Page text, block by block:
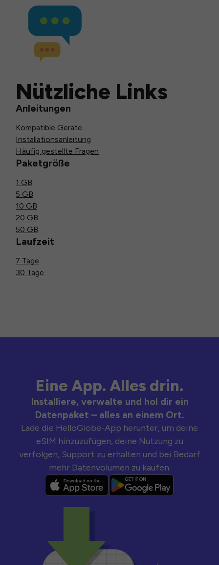
Nützliche Links
Anleitungen
Kompatible Geräte
Installationsanleitung
Häufig gestellte Fragen
Paketgröße
1 GB
5 GB
10 GB
20 GB
50 GB
Laufzeit
7 Tage
30 Tage
Eine App. Alles drin.
Installiere, verwalte und hol dir ein
Datenpaket – alles an einem Ort.
Lade die HelloGlobe-App herunter, um deine
eSIM hinzuzufügen, deine Nutzung zu
verfolgen, Support zu erhalten und bei Bedarf
mehr Datenvolumen zu kaufen.